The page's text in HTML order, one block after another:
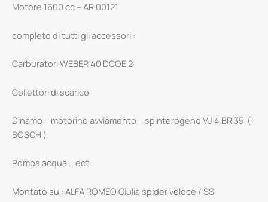
Motore 1600 cc – AR 00121
completo di tutti gli accessori :
Carburatori WEBER 40 DCOE 2
Collettori di scarico
Dinamo – motorino avviamento – spinterogeno VJ 4 BR 35 (
BOSCH )
Pompa acqua .. ect
Montato su : ALFA ROMEO Giulia spider veloce / SS